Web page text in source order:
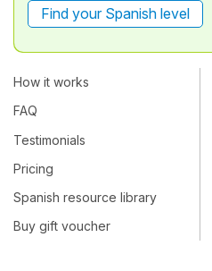
Find your Spanish level
How it works
FAQ
Testimonials
Pricing
Spanish resource library
Buy gift voucher